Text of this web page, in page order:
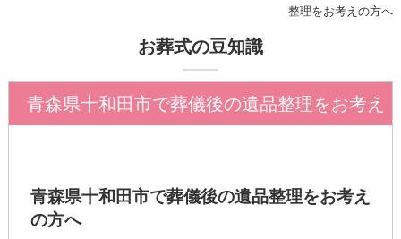
整理をお考えの方へ
お葬式の豆知識
青森県十和田市で葬儀後の遺品整理をお考え
青森県十和田市で葬儀後の遺品整理をお考え
の方へ